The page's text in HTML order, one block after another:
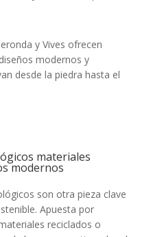
y Vives ofrecen
modernos y
desde la piedra hasta el
materiales
modernos
son otra pieza clave
Apuesta por
reciclados o